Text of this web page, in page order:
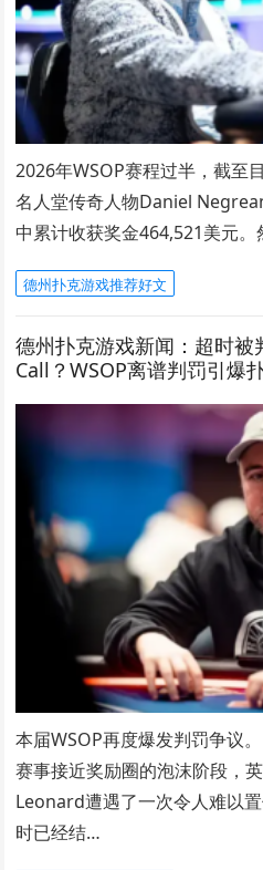
2026年WSOP赛程过半，截至
名人堂传奇人物Daniel
中累计收获奖金464,521美元
德州扑克游戏推荐好文
德州扑克游戏新闻：超时被
Call？WSOP离谱判罚引爆
本届WSOP再度爆发判罚争议
赛事接近奖励圈的泡沫阶段，
Leonard遭遇了一次令人难以
时已经结…